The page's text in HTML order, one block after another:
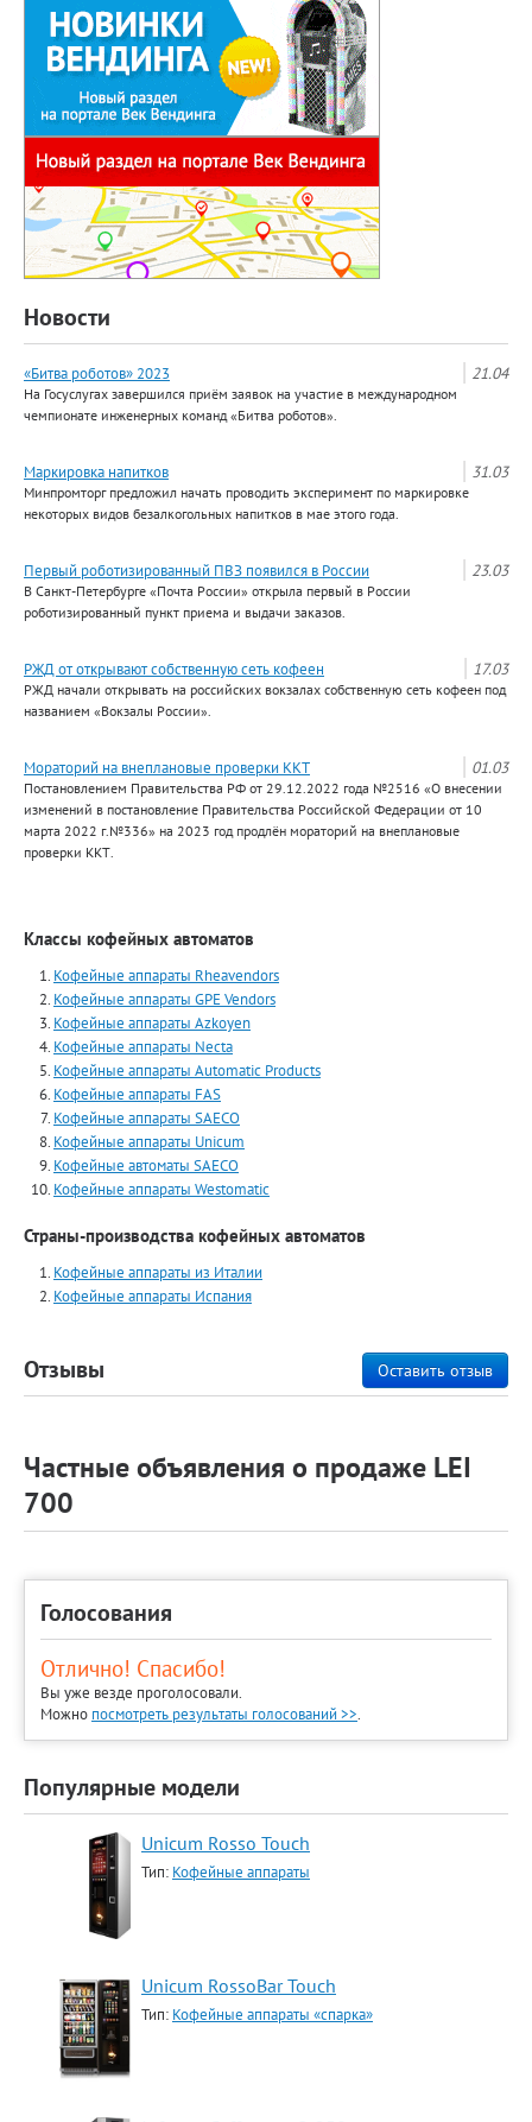
Новости
21.04
«Битва роботов» 2023
На Госуслугах завершился приём заявок на участие в международном
чемпионате инженерных команд «Битва роботов».
31.03
Маркировка напитков
Минпромторг предложил начать проводить эксперимент по маркировке
некоторых видов безалкогольных напитков в мае этого года.
23.03
Первый роботизированный ПВЗ появился в России
В Санкт-Петербурге «Почта России» открыла первый в России
роботизированный пункт приема и выдачи заказов.
17.03
РЖД от открывают собственную сеть кофеен
РЖД начали открывать на российских вокзалах собственную сеть кофеен под
названием «Вокзалы России».
01.03
Мораторий на внеплановые проверки ККТ
Постановлением Правительства РФ от 29.12.2022 года №2516 «О внесении
изменений в постановление Правительства Российской Федерации от 10
марта 2022 г.№336» на 2023 год продлён мораторий на внеплановые
проверки ККТ.
Классы кофейных автоматов
Кофейные аппараты Rheavendors
Кофейные аппараты GPE Vendors
Кофейные аппараты Azkoyen
Кофейные аппараты Necta
Кофейные аппараты Automatiс Products
Кофейные аппараты FAS
Кофейные аппараты SAECO
Кофейные аппараты Unicum
Кофейные автоматы SAECO
Кофейные аппараты Westomatic
Страны-производства кофейных автоматов
Кофейные аппараты из Италии
Кофейные аппараты Испания
Оставить отзыв
Отзывы
Частные объявления о продаже LEI
700
Голосования
Отлично! Спасибо!
Вы уже везде проголосовали.
Можно посмотреть результаты голосований >>.
Популярные модели
Unicum Rosso Touch
Тип: Кофейные аппараты
Unicum RossoBar Touch
Тип: Кофейные аппараты «спарка»